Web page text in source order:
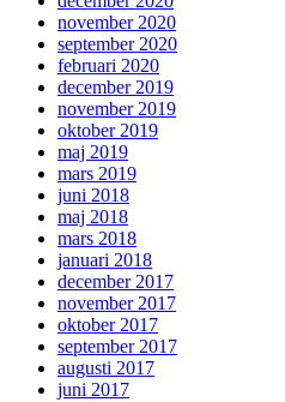
november 2020
september 2020
februari 2020
december 2019
november 2019
oktober 2019
maj 2019
mars 2019
juni 2018
maj 2018
mars 2018
januari 2018
december 2017
november 2017
oktober 2017
september 2017
augusti 2017
juni 2017